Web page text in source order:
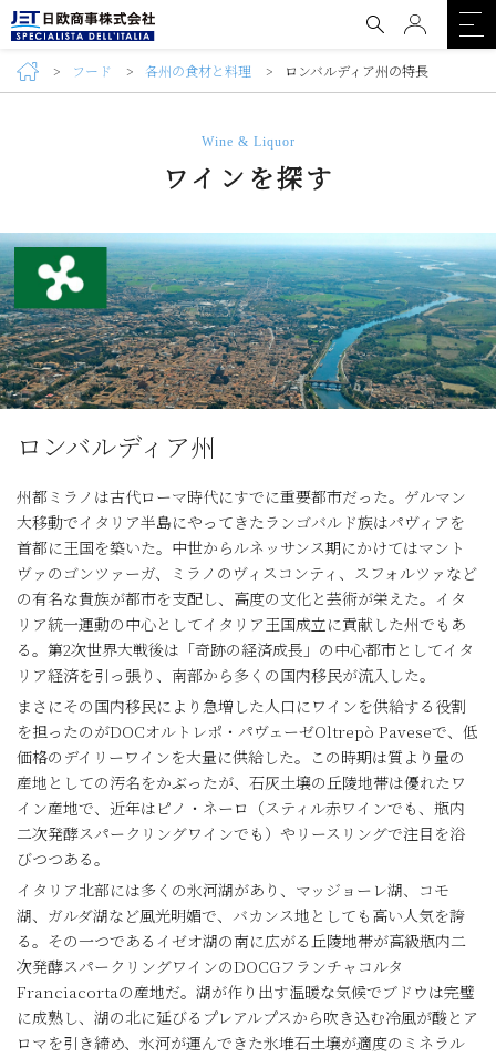
フード 各州の食材と料理 ロンバルディア州の特長
Wine & Liquor
ワインを探す
ロンバルディア州
州都ミラノは古代ローマ時代にすでに重要都市だった。ゲルマン
大移動でイタリア半島にやってきたランゴバルド族はパヴィアを
首都に王国を築いた。中世からルネッサンス期にかけてはマント
ヴァのゴンツァーガ、ミラノのヴィスコンティ、スフォルツァなど
の有名な貴族が都市を支配し、高度の文化と芸術が栄えた。イタ
リア統一運動の中心としてイタリア王国成立に貢献した州でもあ
る。第2次世界大戦後は「奇跡の経済成長」の中心都市としてイタ
リア経済を引っ張り、南部から多くの国内移民が流入した。
まさにその国内移民により急増した人口にワインを供給する役割
を担ったのがDOCオルトレポ・パヴェーゼOltrepò Paveseで、低
価格のデイリーワインを大量に供給した。この時期は質より量の
産地としての汚名をかぶったが、石灰土壌の丘陵地帯は優れたワ
イン産地で、近年はピノ・ネーロ（スティル赤ワインでも、瓶内
二次発酵スパークリングワインでも）やリースリングで注目を浴
びつつある。
イタリア北部には多くの氷河湖があり、マッジョーレ湖、コモ
湖、ガルダ湖など風光明媚で、バカンス地としても高い人気を誇
る。その一つであるイゼオ湖の南に広がる丘陵地帯が高級瓶内二
次発酵スパークリングワインのDOCGフランチャコルタ
Franciacortaの産地だ。湖が作り出す温暖な気候でブドウは完璧
に成熟し、湖の北に延びるプレアルプスから吹き込む冷風が酸とア
ロマを引き締め、氷河が運んできた氷堆石土壌が適度のミネラル